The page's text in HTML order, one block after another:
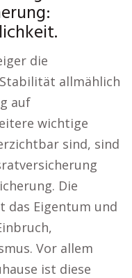
die
allmählich
auf
wichtige
sind, sind
Die
das Eigentum und
Vor allem
ist diese